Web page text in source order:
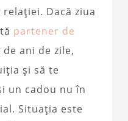
Dacă ziua
partener de
ani de zile,
și să te
un cadou nu în
Situația este